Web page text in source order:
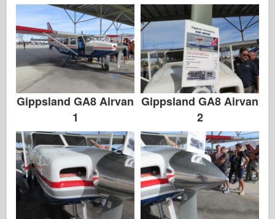
취미 보스
IBG 모델
Icm
멩 모델
잠수복
Tristar
트럼펫
Gippsland GA8 Airvan
1
Gippsland GA8 Airvan
2